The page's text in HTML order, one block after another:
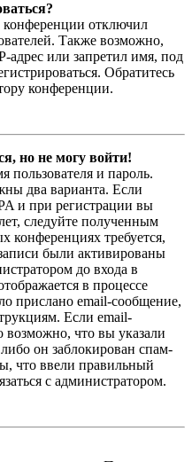
отключил
Также возможно,
адрес или запретил имя, под
Обратитесь
конференции.
но не могу войти!
пользователя и пароль.
два варианта. Если
и при регистрации вы
следуйте полученным
конференциях требуется,
были активированы
до входа в
в процессе
прислано email-сообщение,
Если email-
возможно, что вы указали
он заблокирован спам-
что ввели правильный
с администратором.